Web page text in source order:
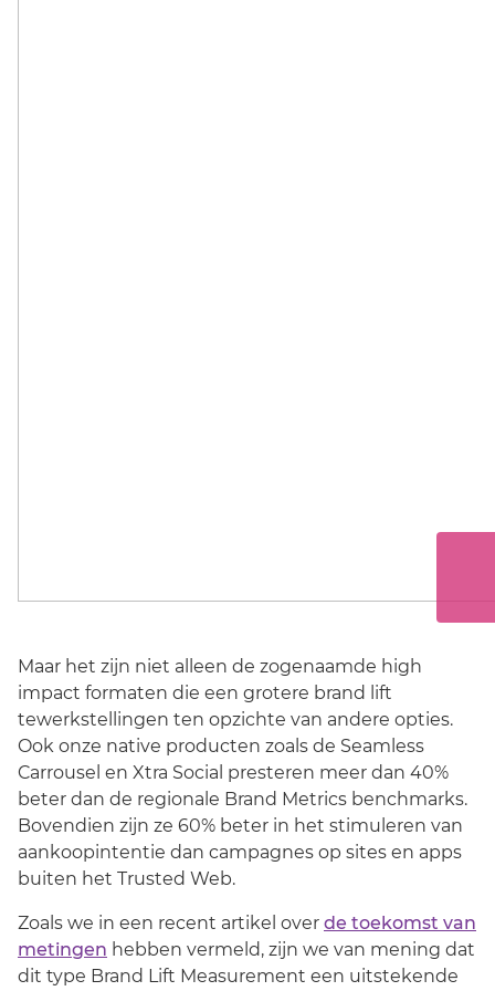
Maar het zijn niet alleen de zogenaamde high
impact formaten die een grotere brand lift
tewerkstellingen ten opzichte van andere opties.
Ook onze native producten zoals de Seamless
Carrousel en Xtra Social presteren meer dan 40%
beter dan de regionale Brand Metrics benchmarks.
Bovendien zijn ze 60% beter in het stimuleren van
aankoopintentie dan campagnes op sites en apps
buiten het Trusted Web.
Zoals we in een recent artikel over de toekomst van
metingen hebben vermeld, zijn we van mening dat
dit type Brand Lift Measurement een uitstekende